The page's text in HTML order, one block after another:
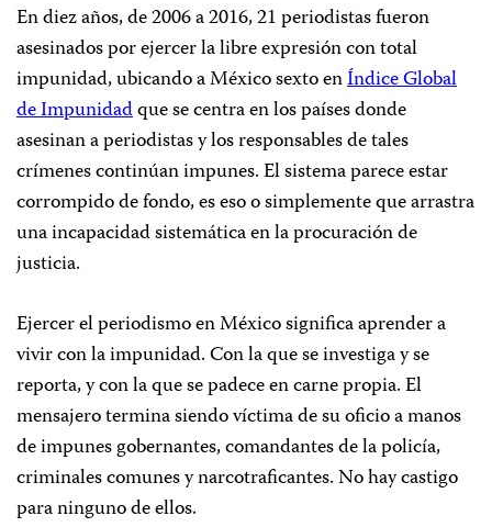
En diez años, de 2006 a 2016, 21 periodistas fueron
asesinados por ejercer la libre expresión con total
impunidad, ubicando a México sexto enÍndice Global
de Impunidadque se centra en los países donde
asesinan a periodistas y los responsables de tales
crímenes continúan impunes. El sistema parece estar
corrompido de fondo, es eso o simplemente que arrastra
una incapacidad sistemática en la procuración de
justicia.
Ejercer el periodismo en México significa aprender a
vivir con la impunidad. Con la que se investiga y se
reporta, y con la que se padece en carne propia. El
mensajero termina siendo víctima de su oficio a manos
de impunes gobernantes, comandantes de la policía,
criminales comunes y narcotraficantes. No hay castigo
para ninguno de ellos.